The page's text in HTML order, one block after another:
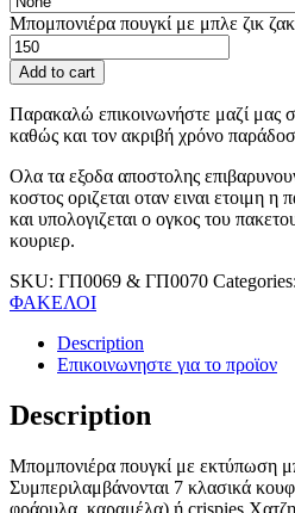
Μπομπονιέρα πουγκί με μπλε ζικ
Add to cart
Παρακαλώ επικοινωνήστε μαζί μας
καθώς και τον ακριβή χρόνο
Ολα τα εξοδα αποστολης
κοστος οριζεται οταν ειναι ετοιμη η
και υπολογιζεται ο ογκος του
κουριερ.
SKU: ΓΠ0069 & ΓΠ0070 Categories:
ΦΑΚΕΛΟΙ
Description
Επικοινωνηστε για το προϊoν
Description
Μπομπονιέρα πουγκί με εκτύπωση
Συμπεριλαμβάνονται 7 κλασικά
φράουλα, καραμέλα) ή crispies